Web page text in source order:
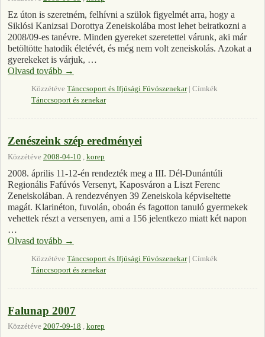
Ez úton is szeretném, felhívni a szülok figyelmét arra, hogy a
Siklósi Kanizsai Dorottya Zeneiskolába most lehet beiratkozni a
2008/09-es tanévre. Minden gyereket szeretettel várunk, aki már
betöltötte hatodik életévét, és még nem volt zeneiskolás. Azokat a
gyerekeket is várjuk, …
Olvasd tovább →
Közzétéve Tánccsoport és Ifjúsági Fúvószenekar
Címkék
Tánccsoport és zenekar
Zenészeink szép eredményei
Közzétéve 2008-04-10 korep
2008. április 11-12-én rendezték meg a III. Dél-Dunántúli
Regionális Fafúvós Versenyt, Kaposváron a Liszt Ferenc
Zeneiskolában. A rendezvényen 39 Zeneiskola képviseltette
magát. Klarinéton, fuvolán, oboán és fagotton tanuló gyermekek
vehettek részt a versenyen, ami a 156 jelentkezo miatt két napon
…
Olvasd tovább →
Közzétéve Tánccsoport és Ifjúsági Fúvószenekar | Címkék
Tánccsoport és zenekar
Falunap 2007
Közzétéve 2007-09-18 , korep